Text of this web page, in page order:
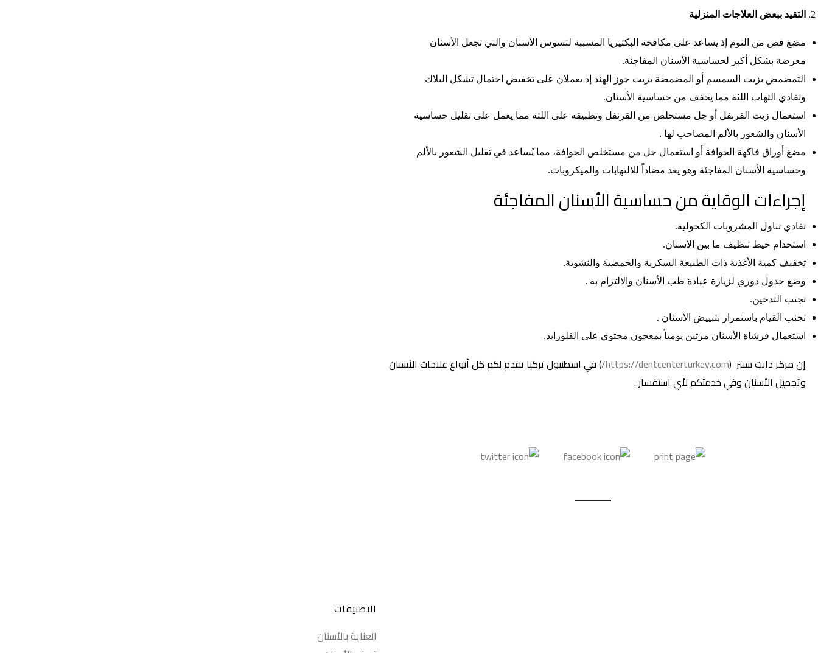
التقيد ببعض العلاجات المنزلية
مضغ فص من الثوم إذ يساعد على مكافحة البكتيريا المسببة لتسوس الأسنان والتي تجعل الأسنان
معرضة بشكل أكبر لحساسية الأسنان المفاجئة.
التمضمض بزيت السمسم أو المضمضة بزيت جوز الهند إذ يعملان على تخفيض احتمال تشكل البلاك
وتفادي التهاب اللثة مما يخفف من حساسية الأسنان.
استعمال زيت القرنفل أو جل مستخلص من القرنفل وتطبيقه على اللثة مما يعمل على تقليل حساسية
الأسنان والشعور بالألم المصاحب لها .
مضغ أوراق فاكهة الجوافة أو استعمال جل من مستخلص الجوافة، مما يُساعد في تقليل الشعور بالألم
وحساسية الأسنان المفاجئة وهو يعد مضاداً للالتهابات والميكروبات.
إجراءات الوقاية من حساسية الأسنان المفاجئة
تفادي تناول المشروبات الكحولية.
استخدام خيط تنظيف ما بين الأسنان.
تخفيف كمية الأغذية ذات الطبيعة السكرية والحمضية والنشوية.
وضع جدول دوري لزيارة عيادة طب الأسنان والالتزام به .
تجنب التدخين.
تجنب القيام باستمرار بتبييض الأسنان .
استعمال فرشاة الأسنان مرتين يومياً بمعجون محتوي على الفلورايد.
إن مركز دانت سنتر (https://dentcenterturkey.com/ ) في اسطنبول تركيا يقدم لكم كل أنواع علاجات الأسنان
وتجميل الأسنان وفي خدمتكم لأي استفسار .
التصنيفات
العناية بالأسنان